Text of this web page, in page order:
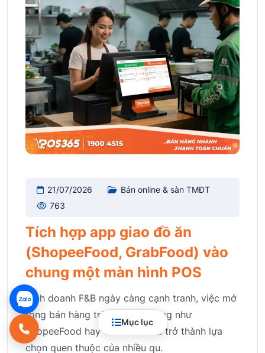
Mục lục
21/07/2026
Bán online & sàn TMĐT
763
Tích hợp app giao đồ ăn
(ShopeeFood, GrabFood) vào
chung một màn hình POS
Kinh doanh F&B ngày càng cạnh tranh, việc mở
rộng bán hàng trên các nền tảng như
ShopeeFood hay GrabFood đã trở thành lựa
chọn quen thuộc của nhiều qu.